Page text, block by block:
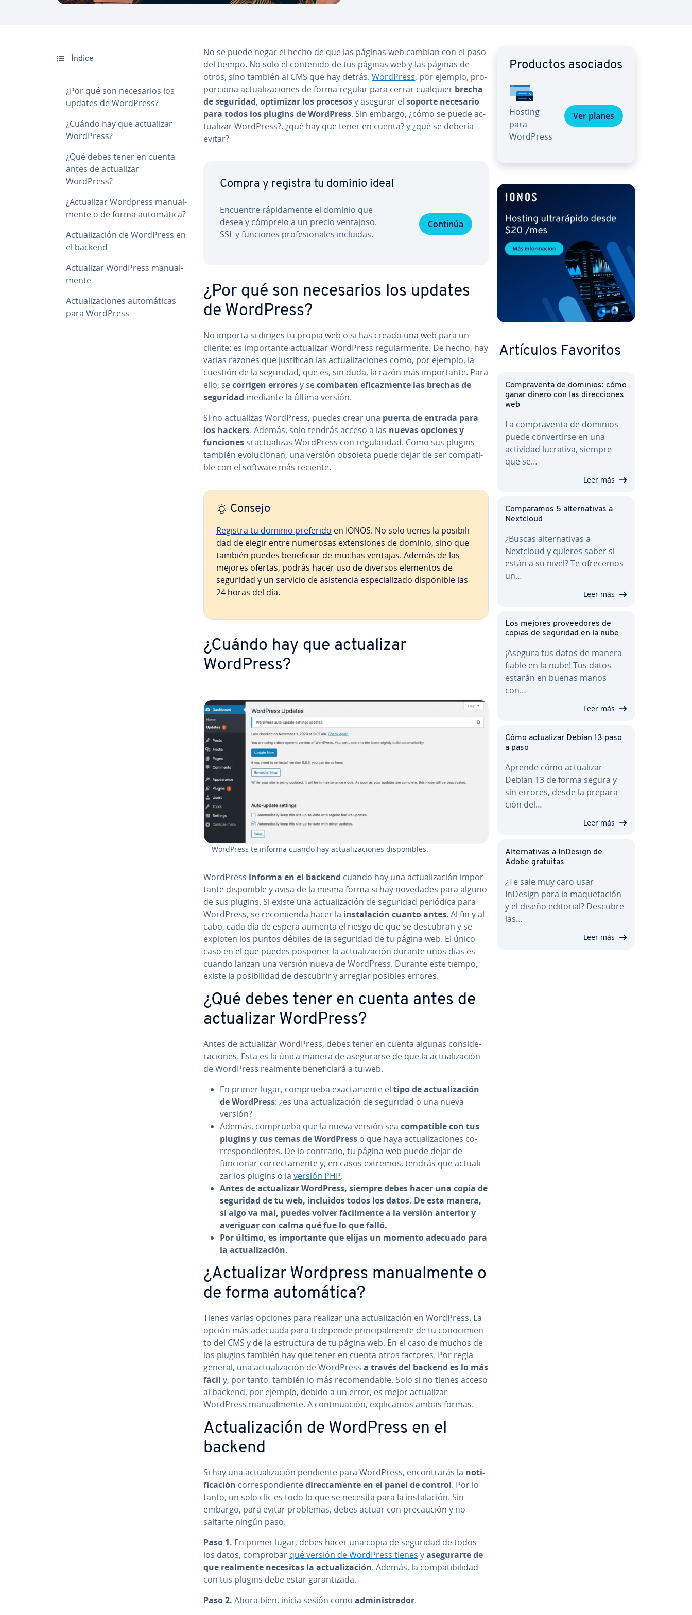
Índice
¿Por qué son ne­ce­sa­rios los
updates de WordPress?
¿Cuándo hay que ac­tua­li­zar
WordPress?
¿Qué debes tener en cuenta
antes de ac­tua­li­zar
WordPress?
¿Ac­tua­li­zar Wordpress ma­nua­l­
me­n­te o de forma au­to­má­ti­ca?
Ac­tua­li­za­ción de WordPress en
el backend
Ac­tua­li­zar WordPress ma­nua­l­
me­n­te
Ac­tua­li­za­cio­nes au­to­má­ti­cas
para WordPress
No se puede negar el hecho de que las páginas web cambian con el paso
del tiempo. No solo el contenido de tus páginas web y las páginas de
otros, sino también al CMS que hay detrás. WordPress, por ejemplo, pro­
po­r­cio­na ac­tua­li­za­cio­nes de forma regular para cerrar cualquier brecha
de seguridad, optimizar los procesosy asegurar el soporte necesario
para todos los plugins de WordPress. Sin embargo, ¿cómo se puede ac­
tua­li­zar WordPress?, ¿qué hay que tener en cuenta? y ¿qué se debería
evitar?
Compra y registra tu dominio ideal
Encuentre rá­pi­da­me­n­te el dominio que
desea y cómprelo a un precio ventajoso.
SSL y funciones pro­fe­sio­na­les incluidas.
Continúa
¿Por qué son ne­ce­sa­rios los updates
de WordPress?
No importa si diriges tu propia web o si has creado una web para un
cliente: es im­po­r­ta­n­te ac­tua­li­zar WordPress re­gu­la­r­me­n­te. De hecho, hay
varias razones que ju­s­ti­fi­can las ac­tua­li­za­cio­nes como, por ejemplo, la
cuestión de la seguridad, que es, sin duda, la razón más im­po­r­ta­n­te. Para
ello, secorrigen erroresy secombaten efi­ca­z­me­n­te las brechas de
seguridad mediante la última versión.
Si no ac­tua­li­zas WordPress, puedes crear una puerta de entrada para
los hackers. Además, solo tendrás acceso a las nuevas opciones y
funciones si ac­tua­li­zas WordPress con re­gu­la­ri­dad. Como sus plugins
también evo­lu­cio­nan, una versión obsoleta puede dejar de ser co­m­pa­ti­
ble con el software más reciente.
Consejo
Registra tu dominio preferido en IONOS. No solo tienes la po­si­bi­li­
dad de elegir entre numerosas ex­te­n­sio­nes de dominio, sino que
también puedes be­ne­fi­ciar de muchas ventajas. Además de las
mejores ofertas, podrás hacer uso de diversos elementos de
seguridad y un servicio de asi­s­te­n­cia es­pe­cia­li­za­do di­s­po­ni­ble las
24 horas del día.
¿Cuándo hay que ac­tua­li­zar
WordPress?
WordPress te informa cuando hay ac­tua­li­za­cio­nes di­s­po­ni­bles.
WordPress informa en el backend cuando hay una ac­tua­li­za­ción im­po­r­
ta­n­te di­s­po­ni­ble y avisa de la misma forma si hay novedades para alguno
de sus plugins. Si existe una ac­tua­li­za­ción de seguridad periódica para
WordPress, se re­co­mie­n­da hacer la in­s­ta­la­ción cuanto antes. Al fin y al
cabo, cada día de espera aumenta el riesgo de que se descubran y se
exploten los puntos débiles de la seguridad de tu página web. El único
caso en el que puedes posponer la ac­tua­li­za­ción durante unos días es
cuando lanzan una versión nueva de WordPress. Durante este tiempo,
existe la po­si­bi­li­dad de descubrir y arreglar posibles errores.
¿Qué debes tener en cuenta antes de
ac­tua­li­zar WordPress?
Antes de ac­tua­li­zar WordPress, debes tener en cuenta algunas co­n­si­de­
ra­cio­nes. Esta es la única manera de ase­gu­rar­se de que la ac­tua­li­za­ción
de WordPress realmente be­ne­fi­cia­rá a tu web.
En primer lugar, comprueba exac­ta­me­n­te el tipo de ac­tua­li­za­ción
de WordPress: ¿es una ac­tua­li­za­ción de seguridad o una nueva
versión?
Además, comprueba que la nueva versión sea co­m­pa­ti­ble con tus
plugins y tus temas de WordPress o que haya ac­tua­li­za­cio­nes co­
rre­s­po­n­die­n­tes. De lo contrario, tu página web puede dejar de
funcionar co­rre­c­ta­me­n­te y, en casos extremos, tendrás que ac­tua­li­
zar los plugins o la versión PHP.
Antes de ac­tua­li­zar WordPress, siempre debes hacer una copia de
seguridad de tu web, incluidos todos los datos. De esta manera,
si algo va mal, puedes volver fá­ci­l­me­n­te a la versión anterior y
averiguar con calma qué fue lo que falló.
Por último, es im­po­r­ta­n­te que elijas un momento adecuado para
la ac­tua­li­za­ción.
¿Ac­tua­li­zar Wordpress ma­nua­l­me­n­te o
de forma au­to­má­ti­ca?
Tienes varias opciones para realizar una ac­tua­li­za­ción en WordPress. La
opción más adecuada para ti depende pri­n­ci­pa­l­me­n­te de tu co­no­ci­mie­n­
to del CMS y de la es­tru­c­tu­ra de tu página web. En el caso de muchos de
los plugins también hay que tener en cuenta otros factores. Por regla
general, una ac­tua­li­za­ción de WordPress a través del backend es lo más
fácil y, por tanto, también lo más re­co­me­n­da­ble. Solo si no tienes acceso
al backend, por ejemplo, debido a un error, es mejor ac­tua­li­zar
WordPress ma­nua­l­me­n­te. A co­n­ti­nua­ción, ex­pli­ca­mos ambas formas.
Ac­tua­li­za­ción de WordPress en el
backend
Si hay una ac­tua­li­za­ción pendiente para WordPress, en­co­n­tra­rás la no­ti­
fi­ca­ción co­rre­s­po­n­die­n­tedi­re­c­ta­me­n­te en el panel de control. Por lo
tanto, un solo clic es todo lo que se necesita para la in­s­ta­la­ción. Sin
embargo, para evitar problemas, debes actuar con pre­cau­ción y no
saltarte ningún paso.
Paso 1. En primer lugar, debes hacer una copia de seguridad de todos
los datos, comprobar qué versión de WordPress tienes yase­gu­rar­te de
que realmente necesitas la ac­tua­li­za­ción. Además, la co­m­pa­ti­bi­li­dad
con tus plugins debe estar ga­ra­n­ti­za­da.
Paso 2. Ahora bien, inicia sesión como ad­mi­ni­s­tra­dor.
Productos asociados
Hosting
para
WordPress
Ver planes
Artículos Favoritos
Co­m­pra­ve­n­ta de dominios: cómo
ganar dinero con las di­re­c­cio­nes
web
La co­m­pra­ve­n­ta de dominios
puede co­n­ve­r­ti­r­se en una
actividad lucrativa, siempre
que se…
Leer más
Co­m­pa­ra­mos 5 al­te­r­na­ti­vas a
Nextcloud
¿Buscas al­te­r­na­ti­vas a
Nextcloud y quieres saber si
están a su nivel? Te ofrecemos
un…
Leer más
Los mejores pro­vee­do­res de
copias de seguridad en la nube
¡Asegura tus datos de manera
fiable en la nube! Tus datos
estarán en buenas manos
con…
Leer más
Cómo ac­tua­li­zar Debian 13 paso
a paso
Aprende cómo ac­tua­li­zar
Debian 13 de forma segura y
sin errores, desde la pre­pa­ra­
ción del…
Leer más
Al­te­r­na­ti­vas a InDesign de
Adobe gratuitas
¿Te sale muy caro usar
InDesign para la ma­que­ta­ción
y el diseño editorial? Descubre
las…
Leer más